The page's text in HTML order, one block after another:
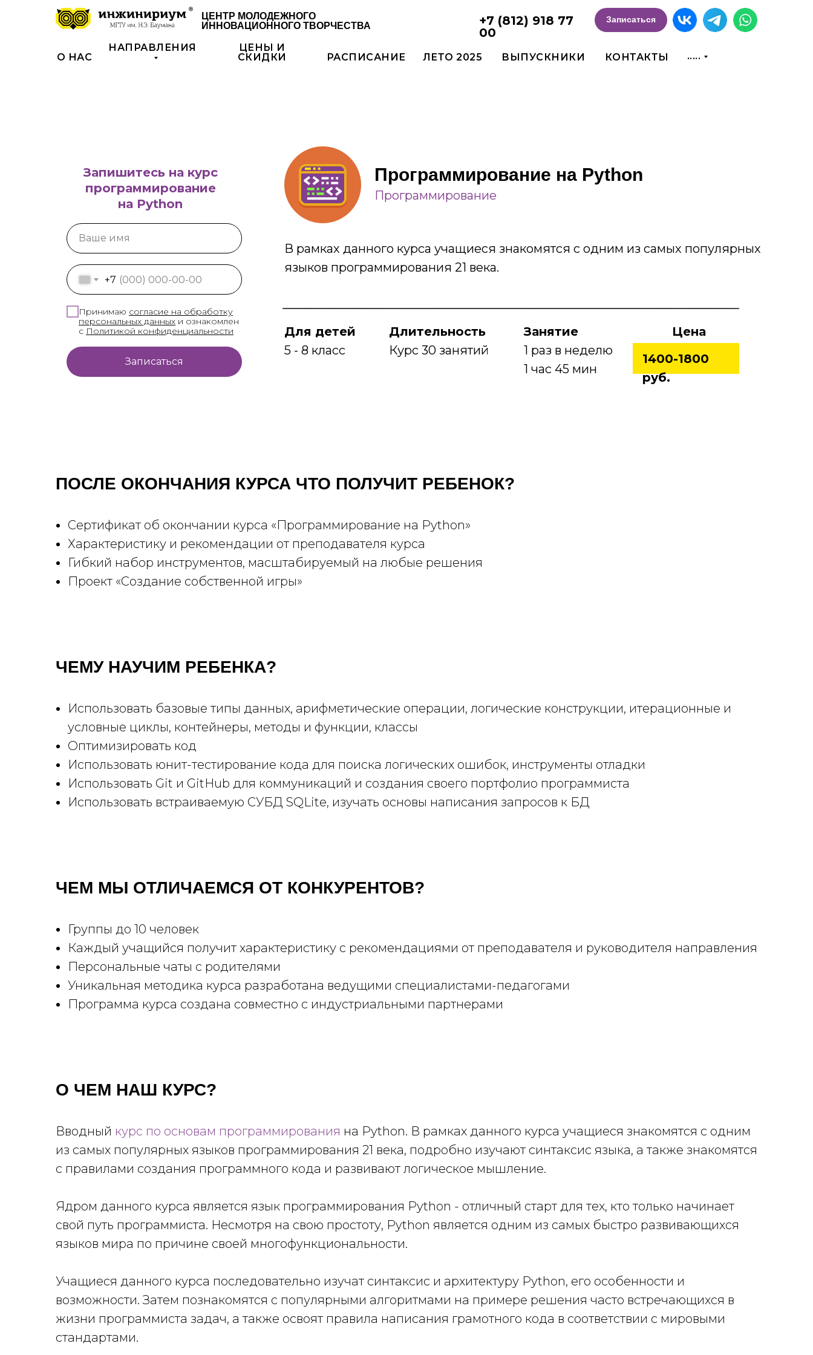
+7 (812) 918 77
00
О НАС
НАПРАВЛЕНИЯ
ЦЕНЫ И
СКИДКИ
ВЫПУСКНИКИ
ЦЕНТР МОЛОДЕЖНОГО
ИННОВАЦИОННОГО ТВОРЧЕСТВА
РАСПИСАНИЕ ЛЕТО 2025 .....
Записаться
КОНТАКТЫ
Программирование на Python
Ваше имя
+7
Принимаю согласие на обработку
персональных данных и ознакомлен
с Политикой конфиденциальности
Записаться
Запишитесь на курс
программирование
на Python
Программирование
В рамках данного курса учащиеся знакомятся с одним из самых популярных
языков программирования 21 века.
Для детей
5 - 8 класс
Длительность
Курс 30 занятий
Занятие
1 раз в неделю
1 час 45 мин
Цена
1400-1800
руб.
ПОСЛЕ ОКОНЧАНИЯ КУРСА ЧТО ПОЛУЧИТ РЕБЕНОК?
Сертификат об окончании курса «Программирование на Python»
Характеристику и рекомендации от преподавателя курса
Гибкий набор инструментов, масштабируемый на любые решения
Проект «Создание собственной игры»
ЧЕМУ НАУЧИМ РЕБЕНКА?
Использовать базовые типы данных, арифметические операции, логические конструкции, итерационные и
условные циклы, контейнеры, методы и функции, классы
Оптимизировать код
Использовать юнит-тестирование кода для поиска логических ошибок, инструменты отладки
Использовать Git и GitHub для коммуникаций и создания своего портфолио программиста
Использовать встраиваемую СУБД SQLite, изучать основы написания запросов к БД
ЧЕМ МЫ ОТЛИЧАЕМСЯ ОТ КОНКУРЕНТОВ?
Группы до 10 человек
Каждый учащийся получит характеристику с рекомендациями от преподавателя и руководителя направления
Персональные чаты с родителями
Уникальная методика курса разработана ведущими специалистами-педагогами
Программа курса создана совместно с индустриальными партнерами
О ЧЕМ НАШ КУРС?
Вводный курс по основам программирования на Python. В рамках данного курса учащиеся знакомятся с одним
из самых популярных языков программирования 21 века, подробно изучают синтаксис языка, а также знакомятся
с правилами создания программного кода и развивают логическое мышление.
Ядром данного курса является язык программирования Python - отличный старт для тех, кто только начинает
свой путь программиста. Несмотря на свою простоту, Python является одним из самых быстро развивающихся
языков мира по причине своей многофункциональности.
Учащиеся данного курса последовательно изучат синтаксис и архитектуру Python, его особенности и
возможности. Затем познакомятся с популярными алгоритмами на примере решения часто встречающихся в
жизни программиста задач, а также освоят правила написания грамотного кода в соответствии с мировыми
стандартами.